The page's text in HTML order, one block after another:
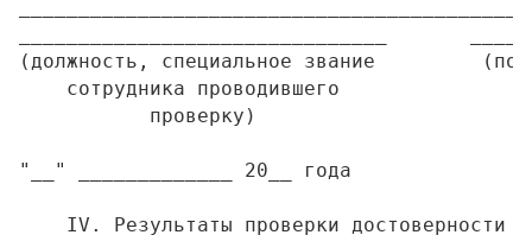
(должность, специальное звание
    сотрудника проводившего
           проверку)
"__" _____________ 20__ года
IV. Результаты проверки достоверности